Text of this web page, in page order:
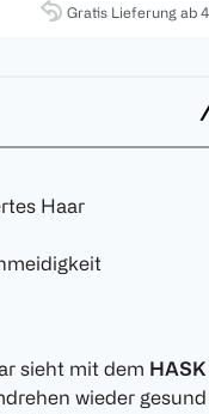
Gratis Lieferung ab
Haar
sieht mit dem HASK
wieder gesund